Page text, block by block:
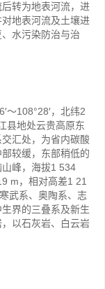
转为地表河流，进
地表河流及土壤进
水污染防治与治
108°28′，北纬2
县地处云贵高原东
汇处，为省内碳酸
较缓，东部稍低的
峰，海拔1 534
m，相对高差1 21
武系、奥陶系、志
界的三叠系及新生
以石灰岩、白云岩